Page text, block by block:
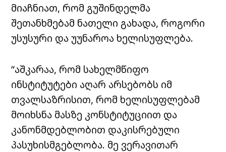
მიაჩნიათ, რომ გუშინდელმა
შეთანხმებამ ნათელი გახადა, როგორი
უსუსური და უუნაროა ხელისუფლება.
“აშკარაა, რომ სახელმწიფო
ინსტიტუტები აღარ არსებობს იმ
თვალსაზრისით, რომ ხელისუფლებამ
მოიხსნა მასზე კონსტიტუციით და
კანონმდებლობით დაკისრებული
პასუხისმგებლობა. მე ვერავითარ